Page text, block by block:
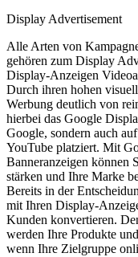
Display Advertisement
Alle Arten von
gehören zum Display
Display-Anzeigen
Durch ihren hohen
Werbung deutlich von
hierbei das Google
Google, sondern auch
YouTube platziert. Mit
Banneranzeigen können
stärken und Ihre Marke
Bereits in der
mit Ihren Display-
Kunden konvertieren.
werden Ihre Produkte
wenn Ihre Zielgruppe